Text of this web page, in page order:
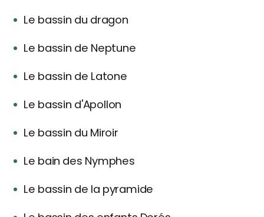
Le bassin du dragon
Le bassin de Neptune
Le bassin de Latone
Le bassin d'Apollon
Le bassin du Miroir
Le bain des Nymphes
Le bassin de la pyramide